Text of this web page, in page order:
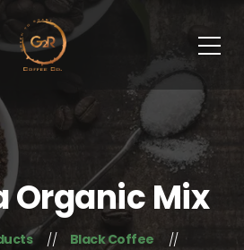
Organic Mix
Black Coffee